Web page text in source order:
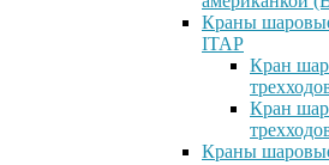
Краны
ITAP
Кран
Кран
Краны